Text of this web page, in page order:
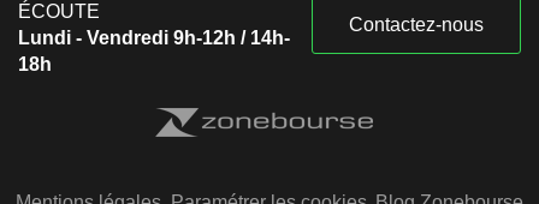
ÉCOUTE
Lundi - Vendredi 9h-12h / 14h-
18h
Contactez-nous